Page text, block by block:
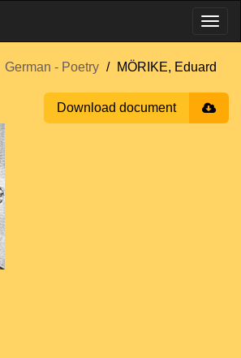
German - Poetry MÖRIKE, Eduard
Download document